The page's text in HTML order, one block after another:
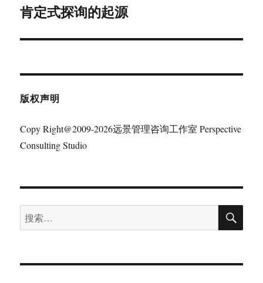
下
文
肯定式探询的起源
版权声明
Copy Right@2009-2026远景管理咨询工作室 Perspective
Consulting Studio
搜
索：
搜